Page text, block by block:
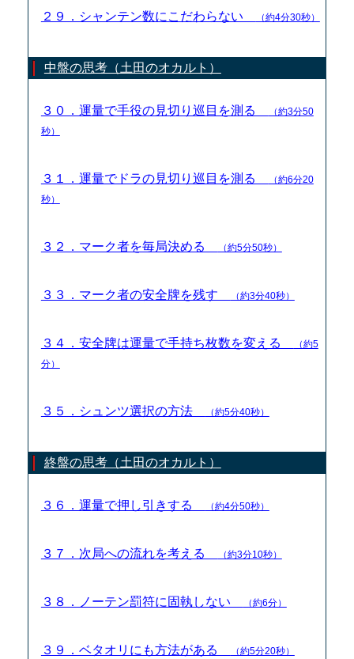
２９．シャンテン数にこだわらない （約4分30秒）
中盤の思考（土田のオカルト）
３０．運量で手役の見切り巡目を測る
（約3分50
秒）
３１．運量でドラの見切り巡目を測る
（約6分20
秒）
３２．マーク者を毎局決める （約5分50秒）
３３．マーク者の安全牌を残す （約3分40秒）
３４．安全牌は運量で手持ち枚数を変える
（約5
分）
３５．シュンツ選択の方法 （約5分40秒）
終盤の思考（土田のオカルト）
３６．運量で押し引きする （約4分50秒）
３７．次局への流れを考える （約3分10秒）
３８．ノーテン罰符に固執しない （約6分）
３９．ベタオリにも方法がある （約5分20秒）